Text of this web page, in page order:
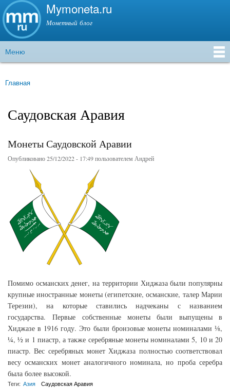
Перейти к
содержанию
Mymoneta.ru
Монетный блог
Главное меню
Меню
Вы здесь
Главная
Саудовская Аравия
Монеты Саудовской Аравии
Опубликовано 25/12/2022 - 17:49 пользователем Андрей
Помимо османских денег, на территории Хиджаза были популярны
крупные иностранные монеты (египетские, османские, талер Марии
Терезии), на которые ставились надчеканы с названием
государства. Первые собственные монеты были выпущены в
Хиджазе в 1916 году. Это были бронзовые монеты номиналами ⅛,
¼, ½ и 1 пиастр, а также серебряные монеты номиналами 5, 10 и 20
пиастр. Вес серебряных монет Хиджаза полностью соответствовал
весу османских монет аналогичного номинала, но проба серебра
была более высокой.
Теги: Азия Саудовская Аравия